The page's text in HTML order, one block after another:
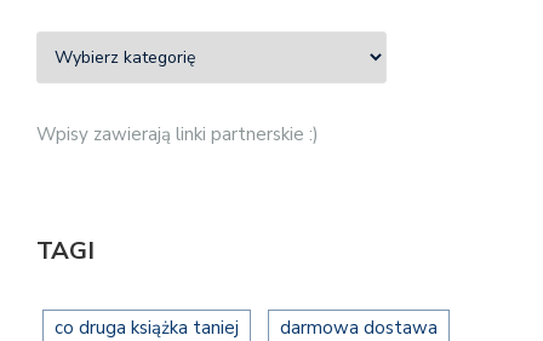
Wpisy zawierają linki partnerskie :)
TAGI
co druga książka taniej darmowa dostawa